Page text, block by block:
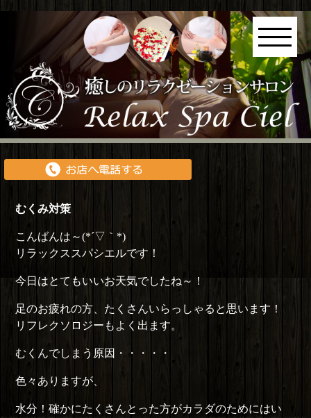
むくみ対策
こんばんは～(*´▽｀*)
リラックススパシエルです！
今日はとてもいいお天気でしたね～！
足のお疲れの方、たくさんいらっしゃると思います！
リフレクソロジーもよく出ます。
むくんでしまう原因・・・・・
色々ありますが、
水分！確かにたくさんとった方がカラダのためにはい